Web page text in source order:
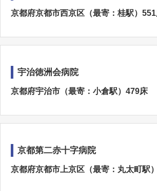
京都府京都市西京区（最寄：桂駅）
宇治徳洲会病院
京都府宇治市（最寄：小倉駅）479床
京都第二赤十字病院
京都府京都市上京区（最寄：丸太町駅